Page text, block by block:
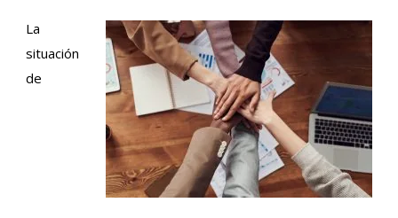
La
situación
de